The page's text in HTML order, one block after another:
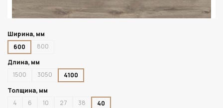
Ширина, мм
600
800
Длина, мм
1500
3050
4100
Толщина, мм
4
6 10 27 38
40